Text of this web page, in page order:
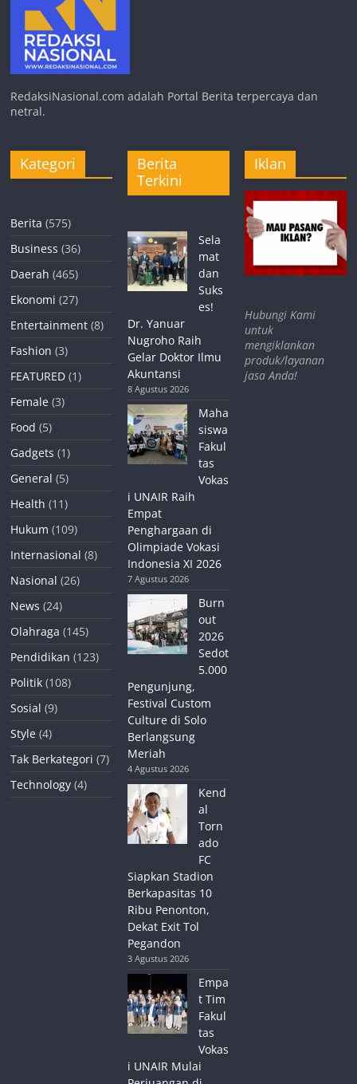
RedaksiNasional.com adalah Portal Berita terpercaya dan
netral.
Kategori
Berita (575)
Business (36)
Daerah (465)
Ekonomi (27)
Entertainment (8)
Fashion (3)
FEATURED (1)
Female (3)
Food (5)
Gadgets (1)
General (5)
Health (11)
Hukum (109)
Internasional (8)
Nasional (26)
News (24)
Olahraga (145)
Pendidikan (123)
Politik (108)
Sosial (9)
Style (4)
Tak Berkategori (7)
Technology (4)
Berita
Terkini
Sela
mat
dan
Suks
es!
Dr. Yanuar
Nugroho Raih
Gelar Doktor Ilmu
Akuntansi
8 Agustus 2026
Maha
siswa
Fakul
tas
Vokas
i UNAIR Raih
Empat
Penghargaan di
Olimpiade Vokasi
Indonesia XI 2026
7 Agustus 2026
Burn
out
2026
Sedot
5.000
Pengunjung,
Festival Custom
Culture di Solo
Berlangsung
Meriah
4 Agustus 2026
Kend
al
Torn
ado
FC
Siapkan Stadion
Berkapasitas 10
Ribu Penonton,
Dekat Exit Tol
Pegandon
3 Agustus 2026
Empa
t Tim
Fakul
tas
Vokas
i UNAIR Mulai
Iklan
Hubungi Kami
untuk
mengiklankan
produk/layanan
jasa Anda!